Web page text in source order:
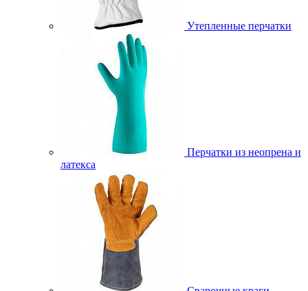
Утепленные перчатки
Перчатки из неопрена и
латекса